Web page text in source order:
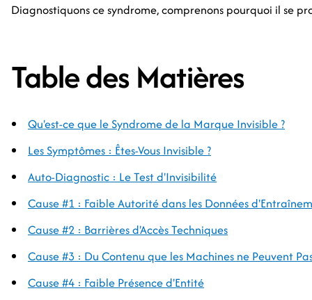
Diagnostiquons ce syndrome, comprenons pourquoi il se
Table des Matières
Qu'est-ce que le Syndrome de la Marque Invisible ?
Les Symptômes : Êtes-Vous Invisible ?
Auto-Diagnostic : Le Test d'Invisibilité
Cause #1 : Faible Autorité dans les Données
Cause #2 : Barrières d'Accès Techniques
Cause #3 : Du Contenu que les Machines ne Peuvent
Cause #4 : Faible Présence d'Entité